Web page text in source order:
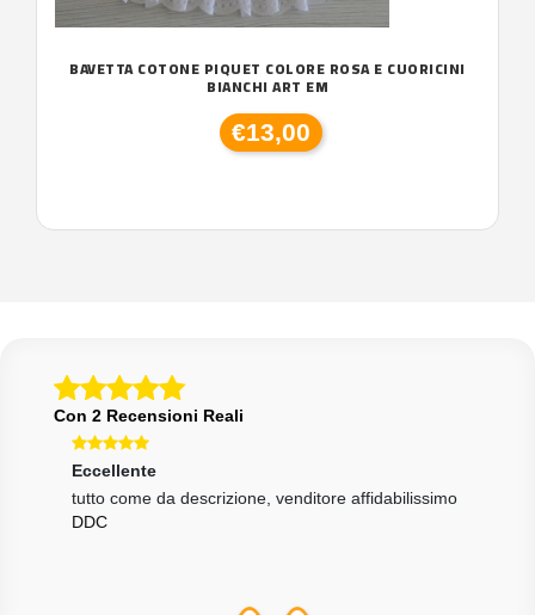
BAVETTA COTONE PIQUET COLORE ROSA E CUORICINI
BIANCHI ART EM
€13,00
Con 2 Recensioni Reali
Eccellente
tutto come da descrizione, venditore affidabilissimo
DDC